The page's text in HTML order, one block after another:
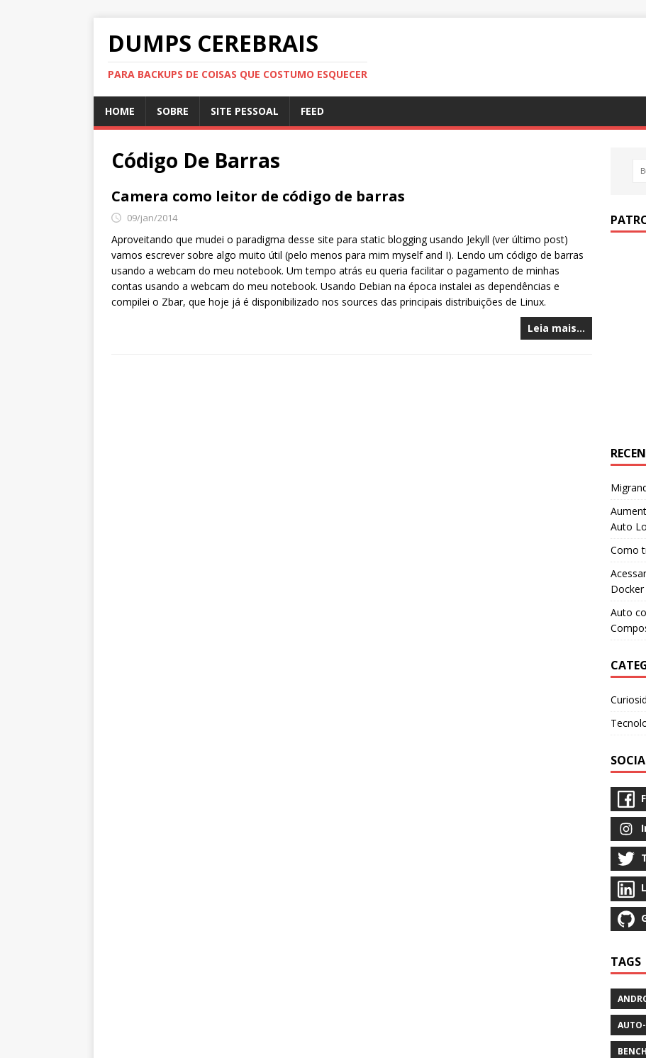
DUMPS CEREBRAIS
PARA BACKUPS DE COISAS QUE COSTUMO ESQUECER
HOME SOBRE SITE PESSOAL FEED
Código De Barras
Camera como leitor de código de barras
09/jan/2014
Aproveitando que mudei o paradigma desse site para static blogging usando Jekyll (ver último post)
vamos escrever sobre algo muito útil (pelo menos para mim myself and I). Lendo um código de barras
usando a webcam do meu notebook. Um tempo atrás eu queria facilitar o pagamento de minhas
contas usando a webcam do meu notebook. Usando Debian na época instalei as dependências e
compilei o Zbar, que hoje já é disponibilizado nos sources das principais distribuições de Linux.
Leia mais…
Auto
Como
Auto
TAGS